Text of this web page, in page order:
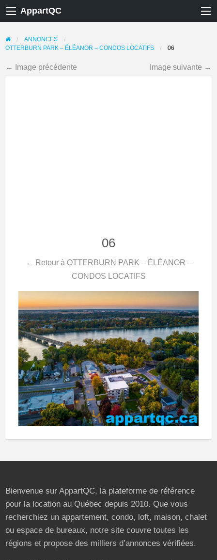
AppartQC
ANNONCES
OTTERBURN PARK – ÉLÉANOR – CONDOS LOCATIFS
06
← Image précédente Image suivante →
06
← Retour à OTTERBURN PARK – ÉLÉANOR –
CONDOS LOCATIFS
Bienvenue sur AppartQC, la plateforme de référence
pour la location au Québec depuis 2010. Que vous
recherchiez un appartement, condo, loft, maison, chalet
ou espace de bureaux, notre site couvre toutes les
régions et propose des milliers d’annonces vérifiées.